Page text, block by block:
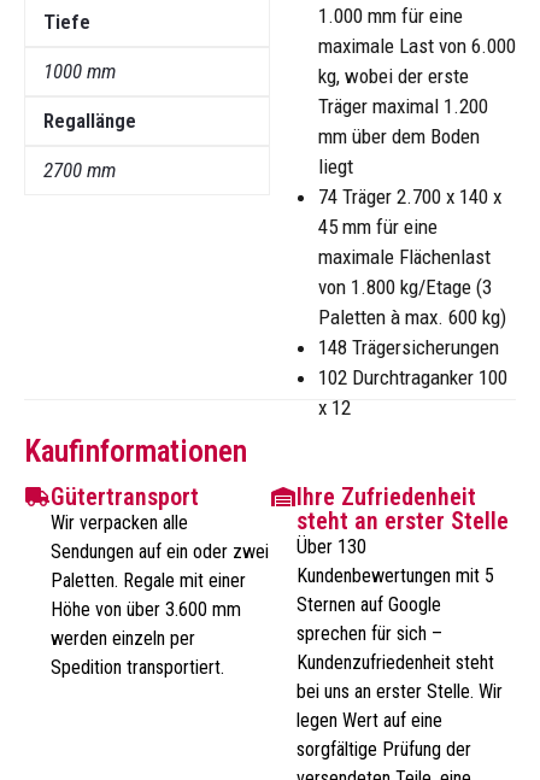
Tiefe
1000 mm
Regallänge
2700 mm
1.000 mm für eine
maximale Last von 6.000
kg, wobei der erste
Träger maximal 1.200
mm über dem Boden
liegt
74 Träger 2.700 x 140 x
45 mm für eine
maximale Flächenlast
von 1.800 kg/Etage (3
Paletten à max. 600 kg)
148 Trägersicherungen
102 Durchtraganker 100
x 12
Kaufinformationen
Gütertransport
Wir verpacken alle
Sendungen auf ein oder zwei
Paletten. Regale mit einer
Höhe von über 3.600 mm
werden einzeln per
Spedition transportiert.
Ihre Zufriedenheit
steht an erster Stelle
Über 130
Kundenbewertungen mit 5
Sternen auf Google
sprechen für sich –
Kundenzufriedenheit steht
bei uns an erster Stelle. Wir
legen Wert auf eine
sorgfältige Prüfung der